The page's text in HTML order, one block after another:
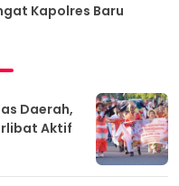
Kapolres Baru
Daerah,
Aktif